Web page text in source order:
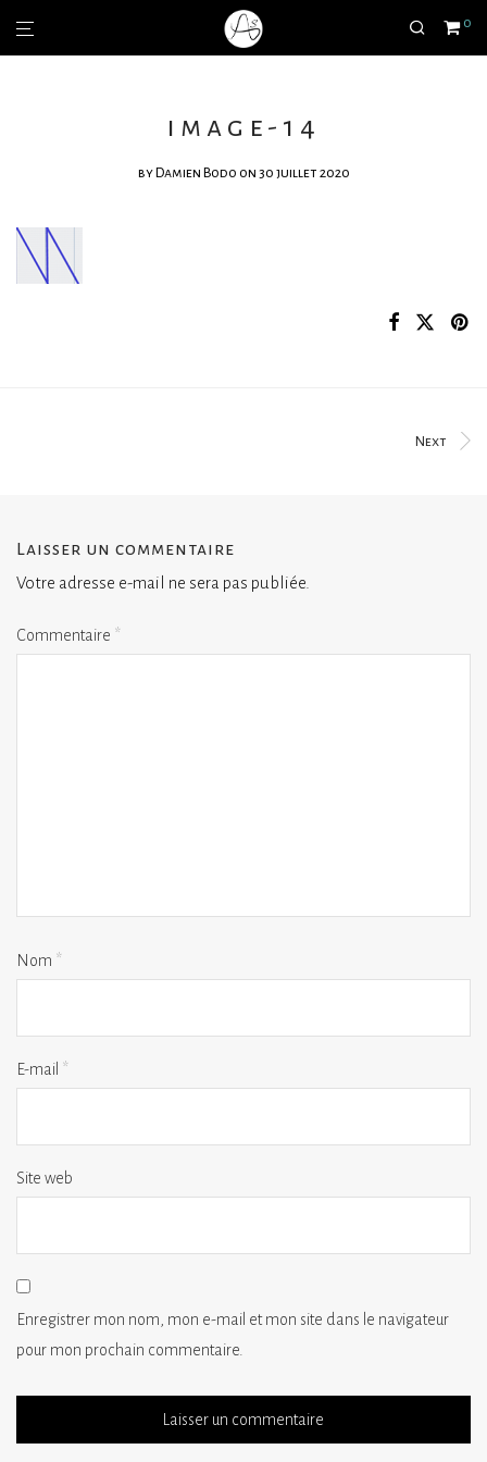
0
image-14
by Damien Bodo on 30 juillet 2020
Next
Laisser un commentaire
Votre adresse e-mail ne sera pas publiée.
Commentaire *
Nom *
E-mail *
Site web
Enregistrer mon nom, mon e-mail et mon site dans le navigateur
pour mon prochain commentaire.